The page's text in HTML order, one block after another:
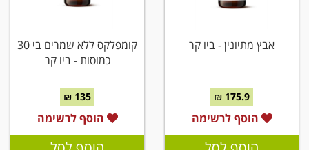
אבץ מתיונין - ביו קר
175.9 ₪
הוסף לרשימה
קומפלקס ללא שמרים בי 30
כמוסות - ביו קר
135 ₪
הוסף לרשימה